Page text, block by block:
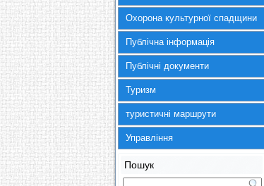
Охорона культурної спадщини
Публічна інформація
Публічні документи
Туризм
туристичні маршрути
Управління
Пошук